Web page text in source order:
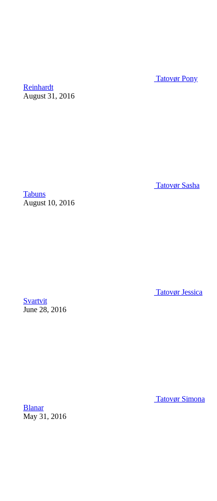
Tatovør Pony
Reinhardt
August 31, 2016
Tatovør Sasha
Tabuns
August 10, 2016
Tatovør Jessica
Svartvit
June 28, 2016
Tatovør Simona
Blanar
May 31, 2016